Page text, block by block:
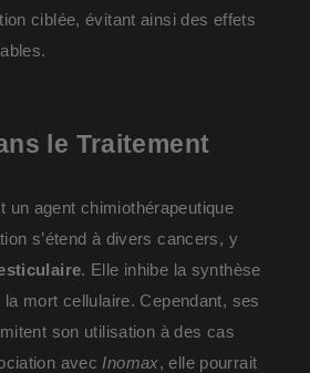
ciblée, évitant ainsi des effets
le Traitement
un agent chimiothérapeutique
s’étend à divers cancers, y
. Elle inhibe la synthèse
la mort cellulaire. Cependant, ses
son utilisation à des cas
avec Inomax, elle pourrait